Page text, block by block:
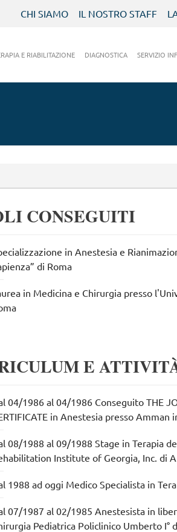
CHI SIAMO IL NOSTRO STAFF
E RIABILITAZIONE DIAGNOSTICA SERVIZIO
CONSEGUITI
in Anestesia e
di Roma
in Medicina e Chirurgia presso
E
04/1986 al 04/1986 Conseguito THE
in Anestesia presso Amman
08/1988 al 09/1988 Stage in Terapia
Institute of Georgia, Inc. di
1988 ad oggi Medico Specialista in
07/1987 al 02/1985 Anestesista in
Pediatrica Policlinico Umberto I°